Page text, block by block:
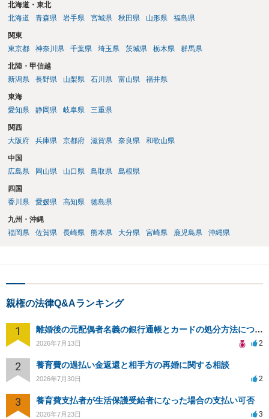
北海道・東北
北海道
青森県 岩手県 宮城県 秋田県 山形県 福島県
関東
東京都
神奈川県 千葉県 埼玉県 茨城県 栃木県 群馬県
北陸・甲信越
新潟県
長野県 山梨県 石川県 富山県 福井県
東海
愛知県
静岡県 岐阜県 三重県
関西
大阪府
兵庫県 京都府 滋賀県 奈良県 和歌山県
中国
広島県
岡山県 山口県 鳥取県 島根県
四国
香川県
愛媛県 高知県 徳島県
九州・沖縄
福岡県
佐賀県 長崎県 熊本県 大分県 宮崎県 鹿児島県 沖縄県
親権の法律Q&Aランキング
1 離婚後の元配偶者名義の銀行通帳とカードの処分方法について
2026年7月13日 2
2 養育費の過払い金返還と相手方の再婚に関する相談
2026年7月30日 2
3 養育費支払者が生活保護受給者になった場合の支払い可否
2026年7月23日 3